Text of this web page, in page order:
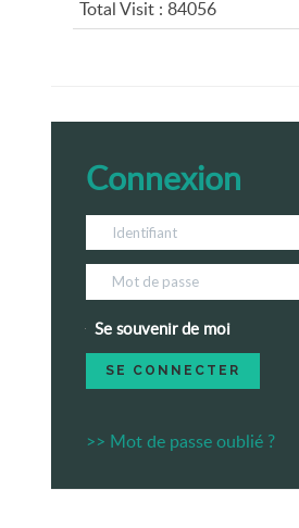
Total Visit : 84056
Connexion
Se souvenir de moi
>> Mot de passe oublié ?